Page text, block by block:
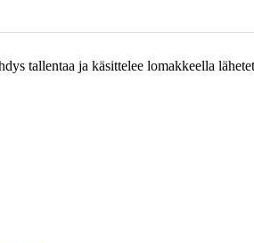
tallentaa ja käsittelee lomakkeella